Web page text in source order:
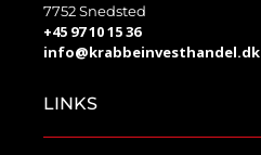
7752 Snedsted
+45 97 10 15 36
info@krabbeinvesthandel.dk
LINKS